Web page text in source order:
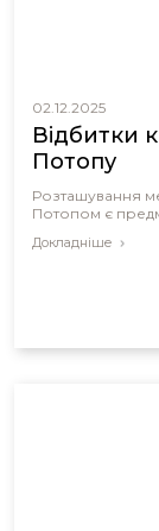
02.12.2025
Відбитки
Потопу
Розташування
Потопом є
Докладніше